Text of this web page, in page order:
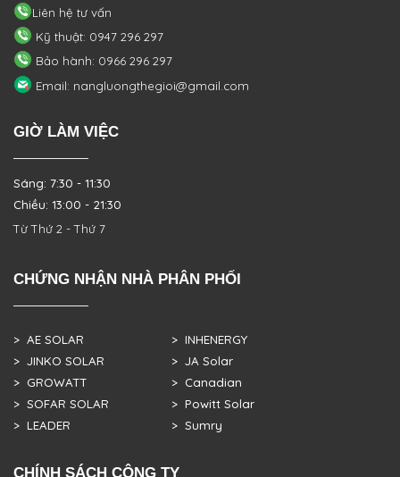
Liên hệ tư vấn
Kỹ thuật: 0947 296 297
Bảo hành: 0966 296 297
Email: nangluongthegioi@gmail.com
GIỜ LÀM VIỆC
Sáng: 7:30 - 11:30
Chiều: 13:00 - 21:30
Từ Thứ 2 - Thứ 7
CHỨNG NHẬN NHÀ PHÂN PHỐI
> AE SOLAR
> JINKO SOLAR
> GROWATT
> SOFAR SOLAR
> LEADER
> INHENERGY
> JA Solar
> Canadian
> Powitt Solar
> Sumry
CHÍNH SÁCH CÔNG TY